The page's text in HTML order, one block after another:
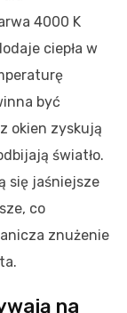
4000 K
ciepła w
być
okien zyskują
światło.
się jaśniejsze
co
znużenie
na